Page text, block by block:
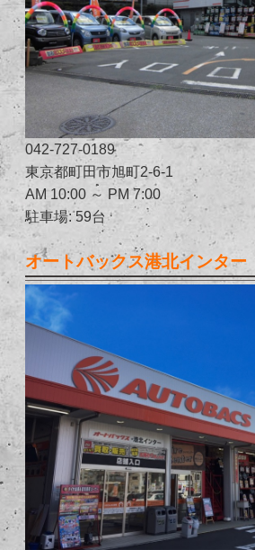
042-727-0189
東京都町田市旭町2-6-1
AM 10:00 ～ PM 7:00
駐車場: 59台
オートバックス港北インター